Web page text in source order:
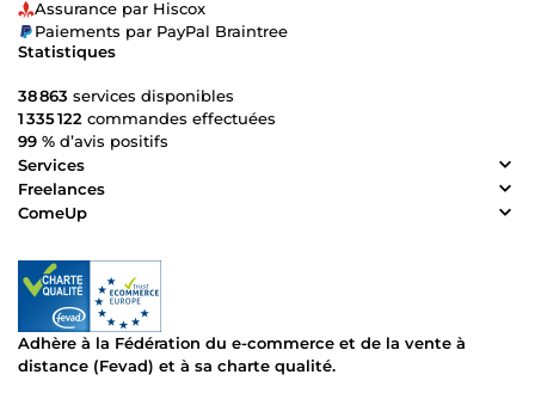
Assurance par Hiscox
Paiements par PayPal Braintree
Statistiques
38 863 services disponibles
1 335 122 commandes effectuées
99 % d’avis positifs
Services
Freelances
ComeUp
Adhère à la Fédération du e-commerce et de la vente à
distance (Fevad) et à sa charte qualité.